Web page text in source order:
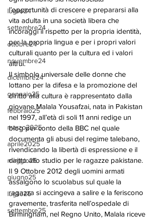
luglio24
settembre24
ottobre24
novembre24
dicembre24
gennaio25
febbraio25
marzo2025
aprile2025
maggio25
giugno25
luglio25
settembre25
l’opportunità di crescere e prepararsi alla
vita adulta in una società libera che
incoraggi il rispetto per la propria identità,
per la propria lingua e per i propri valori
culturali quanto per la cultura ed i valori
altrui.
Il simbolo universale delle donne che
lottano per la difesa e la promozione del
diritto alla cultura è rappresentato dalla
giovane Malala Yousafzai, nata in Pakistan
nel 1997, all’età di soli 11 anni redige un
blog per conto della BBC nel quale
documenta gli abusi del regime talebano,
rivendicando la libertà di espressione e il
diritto allo studio per le ragazze pakistane.
Il 9 Ottobre 2012 degli uomini armati
assalgono lo scuolabus sul quale la
ragazza si accingeva a salire e la feriscono
gravemente, trasferita nell’ospedale di
Birmingham, nel Regno Unito, Malala riceve